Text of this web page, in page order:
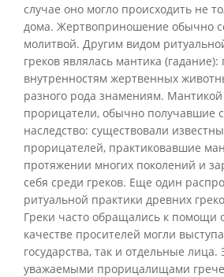
случае оно могло происходить не
дома. Жертвоприношение обычно
молитвой. Другим видом
греков являлась мантика (гадание):
внутренностям жертвенных
разного рода знамениям.
прорицатели, обычно получавшие
наследство: существовали
прорицателей, практиковавшие
протяжении многих поколений и
себя среди греков. Еще один
ритуальной практики древних
Греки часто обращались к помощи
качестве просителей могли
государства, так и отдельные
уважаемыми прорицалищами